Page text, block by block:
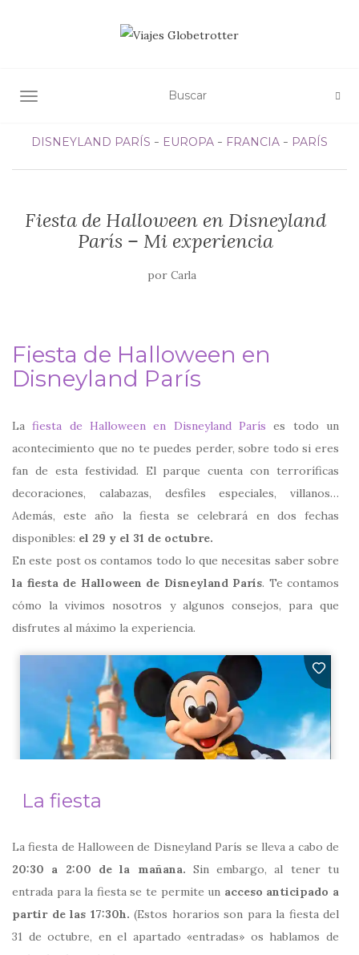
ALTERNAR NAVEGACIÓN
DISNEYLAND PARÍS EUROPA FRANCIA PARÍS
Fiesta de Halloween en Disneyland
París – Mi experiencia
por Carla
Fiesta de Halloween en
Disneyland París
Lafiesta de Halloween en Disneyland París es todo un
acontecimiento que no te puedes perder, sobre todo si eres
fan de esta festividad. El parque cuenta con terroríficas
decoraciones, calabazas, desfiles especiales, villanos…
Además, este año la fiesta se celebrará en dos fechas
disponibles: el 29 y el 31 de octubre.
En este post os contamos todo lo que necesitas saber sobre
la fiesta de Halloween de Disneyland París. Te contamos
cómo la vivimos nosotros y algunos consejos, para que
disfrutes al máximo la experiencia.
La fiesta
La fiesta de Halloween de Disneyland París se lleva a cabo de
20:30 a 2:00 de la mañana. Sin embargo, al tener tu
entrada para la fiesta se te permite un acceso anticipado a
partir de las 17:30h. (Estos horarios son para la fiesta del
31 de octubre, en el apartado «entradas» os hablamos de